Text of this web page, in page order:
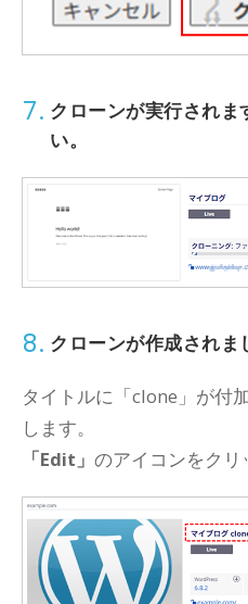
7. クローンが実行されま
い。
8. クローンが作成されま
タイトルに「clone」が付
します。
「Edit」 のアイコンをクリ